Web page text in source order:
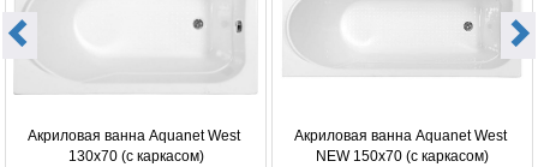
радио, Bluetooth
Расположение слива стандартное
Регулировка интенсивности массажа
Установка пристенная
Акриловая ванна Aquanet West
130x70 (с каркасом)
Акриловая ванна Aquanet West
NEW 150x70 (с каркасом)